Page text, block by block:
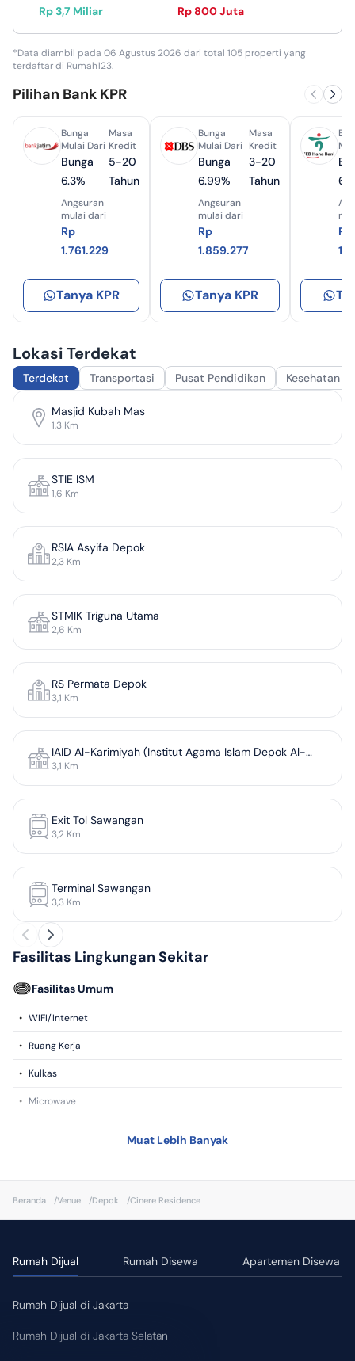
Rp 3,7 Miliar Rp 800 Juta
*Data diambil pada 06 Agustus 2026 dari total 105 properti yang
terdaftar di Rumah123.
Pilihan Bank KPR
Bunga
Mulai Dari
Bunga
6.3%
Angsuran
mulai dari
Rp
1.761.229
Masa
Kredit
5-20
Tahun
Tanya KPR
Bunga
Mulai Dari
Bunga
6.99%
Angsuran
mulai dari
Rp
1.859.277
Masa
Kredit
3-20
Tahun
Tanya KPR
Rp
Lokasi Terdekat
Terdekat Transportasi Pusat Pendidikan Kesehatan
Masjid Kubah Mas
1,3 Km
STIE ISM
1,6 Km
RSIA Asyifa Depok
2,3 Km
STMIK Triguna Utama
2,6 Km
RS Permata Depok
3,1 Km
IAID Al-Karimiyah (Institut Agama Islam Depok Al-
Karimiyah)
3,1 Km
Exit Tol Sawangan
3,2 Km
Terminal Sawangan
3,3 Km
Fasilitas Lingkungan Sekitar
Fasilitas Umum
• WIFI/Internet
• Ruang Kerja
• Kulkas
• Microwave
• Mesin Cuci
• CCTV
Muat Lebih Banyak
Beranda /Venue /Depok /Cinere Residence
Rumah Dijual Rumah Disewa Apartemen Disewa
Rumah Dijual di Jakarta
Rumah Dijual di Jakarta Selatan